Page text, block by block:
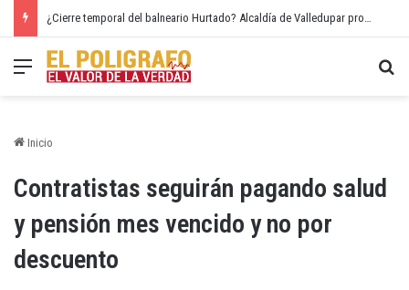
¿Cierre temporal del balneario Hurtado? Alcaldía de Valledupar propone recuperar el río Guatapurí
Menú
Inicio
Contratistas seguirán pagando salud
y pensión mes vencido y no por
descuento